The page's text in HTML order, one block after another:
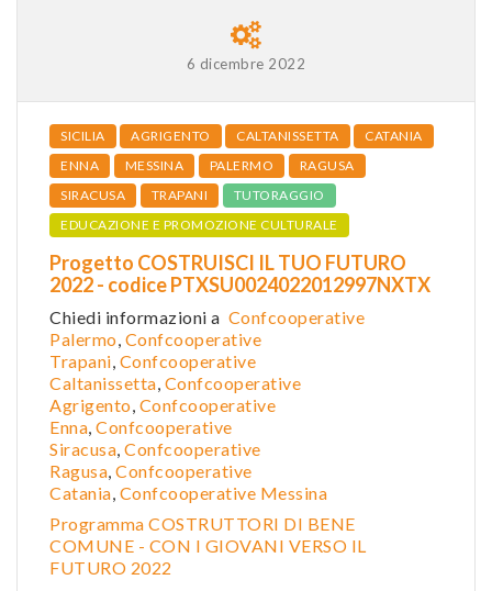
6 dicembre 2022
SICILIA AGRIGENTO CALTANISSETTA
CATANIA
ENNA
MESSINA PALERMO
RAGUSA
SIRACUSA
TRAPANI
TUTORAGGIO
EDUCAZIONE E PROMOZIONE CULTURALE
Progetto COSTRUISCI IL TUO FUTURO
2022 - codice PTXSU0024022012997NXTX
Chiedi informazioni a Confcooperative
Palermo, Confcooperative
Trapani, Confcooperative
Caltanissetta, Confcooperative
Agrigento, Confcooperative
Enna, Confcooperative
Siracusa, Confcooperative
Ragusa, Confcooperative
Catania, Confcooperative Messina
Programma COSTRUTTORI DI BENE
COMUNE - CON I GIOVANI VERSO IL
FUTURO 2022